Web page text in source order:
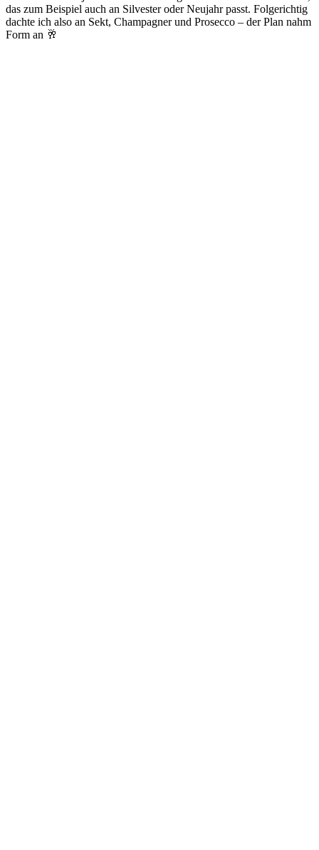
das zum Beispiel auch an Silvester oder Neujahr passt. Folgerichtig
dachte ich also an Sekt, Champagner und Prosecco – der Plan nahm
Form an 🥂